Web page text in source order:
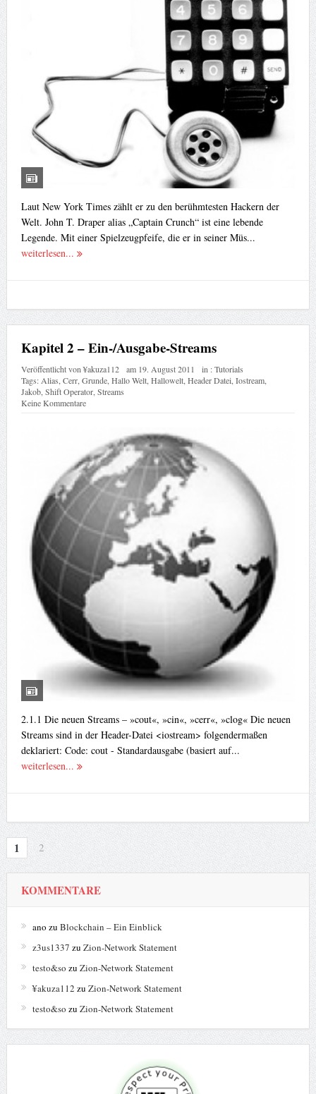
Laut New York Times zählt er zu den berühmtesten Hackern der
Welt. John T. Draper alias „Captain Crunch“ ist eine lebende
Legende. Mit einer Spielzeugpfeife, die er in seiner Müs...
weiterlesen...
Kapitel 2 – Ein-/Ausgabe-Streams
Veröffentlicht von¥akuza112 am 19. August 2011 in :Tutorials
Tags: Alias Cerr, Grunde, Hallo Welt, Hallowelt, Header Datei Iostream,
Jakob, Shift Operator, Streams
Keine Kommentare
2.1.1 Die neuen Streams – »cout«, »cin«, »cerr«, »clog« Die neuen
Streams sind in der Header-Datei <iostream> folgendermaßen
deklariert: Code: cout - Standardausgabe (basiert auf...
weiterlesen...
1 2
KOMMENTARE
ano zu Blockchain – Ein Einblick
z3us1337 zu Zion-Network Statement
testo&so zu Zion-Network Statement
¥akuza112 zu Zion-Network Statement
testo&so zu Zion-Network Statement